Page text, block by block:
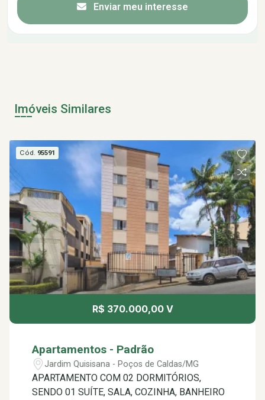
Enviar meu interesse
Imóveis Similares
Cód. 95591
R$ 370.000,00 V
Apartamentos - Padrão
Jardim Quisisana - Poços de Caldas/MG
APARTAMENTO COM 02 DORMITÓRIOS,
SENDO 01 SUÍTE, SALA, COZINHA, BANHEIRO